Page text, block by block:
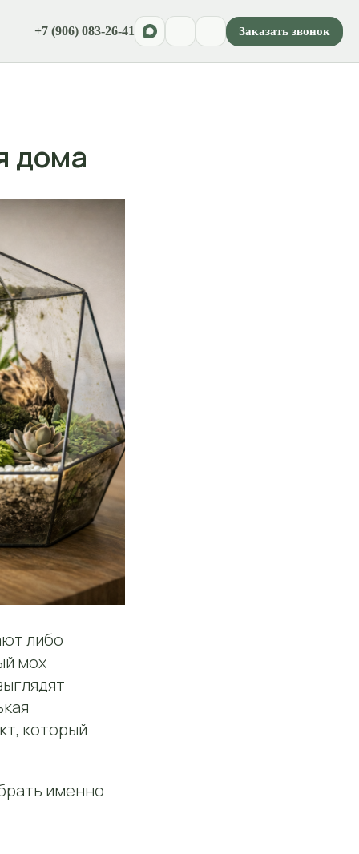
+7 (906) 083-26-41 Заказать звонок
дома
либо
мох
который
именно